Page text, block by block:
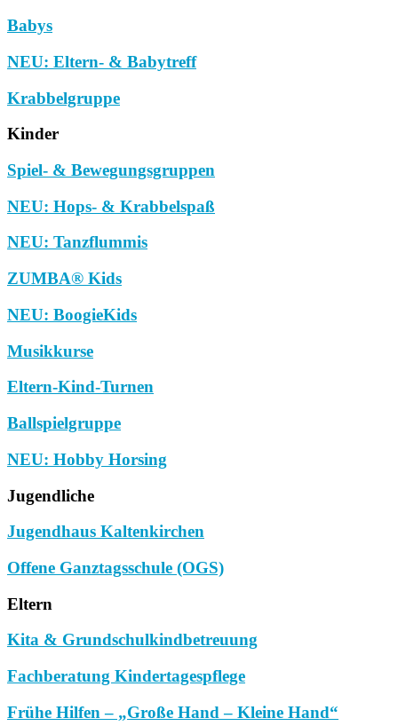
Babys
NEU: Eltern- & Babytreff
Krabbelgruppe
Kinder
Spiel- & Bewegungsgruppen
NEU: Hops- & Krabbelspaß
NEU: Tanzflummis
ZUMBA® Kids
NEU: BoogieKids
Musikkurse
Eltern-Kind-Turnen
Ballspielgruppe
NEU: Hobby Horsing
Jugendliche
Jugendhaus Kaltenkirchen
Offene Ganztagsschule (OGS)
Eltern
Kita & Grundschulkindbetreuung
Fachberatung Kindertagespflege
Frühe Hilfen – „Große Hand – Kleine Hand“